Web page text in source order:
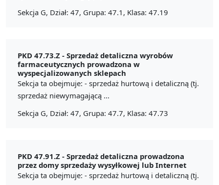
Sekcja G, Dział: 47, Grupa: 47.1, Klasa: 47.19
PKD 47.73.Z - Sprzedaż detaliczna wyrobów
farmaceutycznych prowadzona w
wyspecjalizowanych sklepach
Sekcja ta obejmuje: - sprzedaż hurtową i detaliczną (tj.
sprzedaż niewymagającą ...
Sekcja G, Dział: 47, Grupa: 47.7, Klasa: 47.73
PKD 47.91.Z - Sprzedaż detaliczna prowadzona
przez domy sprzedaży wysyłkowej lub Internet
Sekcja ta obejmuje: - sprzedaż hurtową i detaliczną (tj.